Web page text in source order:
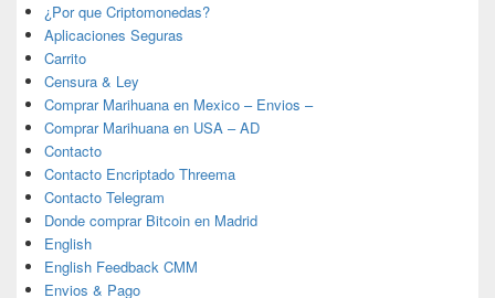
¿Por que Criptomonedas?
Aplicaciones Seguras
Carrito
Censura & Ley
Comprar Marihuana en Mexico – Envios –
Comprar Marihuana en USA – AD
Contacto
Contacto Encriptado Threema
Contacto Telegram
Donde comprar Bitcoin en Madrid
English
English Feedback CMM
Envios & Pago